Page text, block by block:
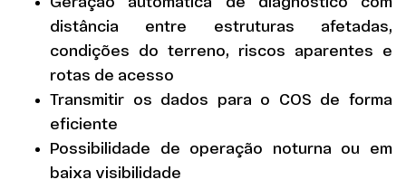
Geração automática de diagnóstico com
distância entre estruturas afetadas,
condições do terreno, riscos aparentes e
rotas de acesso
Transmitir os dados para o COS de forma
eficiente
Possibilidade de operação noturna ou em
baixa visibilidade